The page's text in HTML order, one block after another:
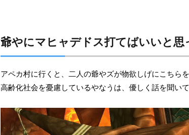
爺やにマヒャデドス打てばいいと思
アペカ村に行くと、二人の爺やズが物欲しげにこちらを
高齢化社会を憂慮しているやなうは、優しく話を聞い